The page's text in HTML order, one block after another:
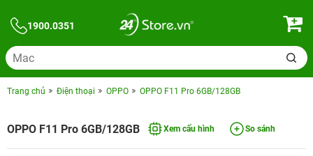
1900.0351
Trang chủ Điện thoại OPPO OPPO F11 Pro 6GB/128GB
OPPO F11 Pro 6GB/128GB Xem cấu hình So sánh